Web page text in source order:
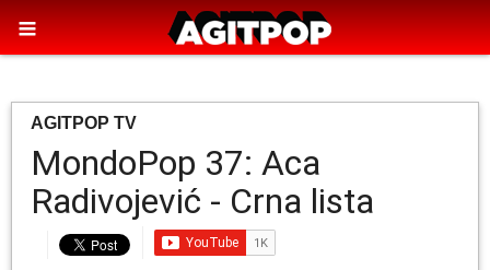
AGITPOP TV
MondoPop 37: Aca
Radivojević - Crna lista